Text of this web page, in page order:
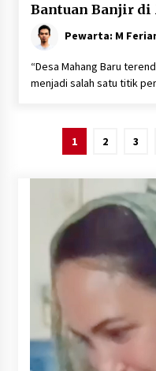
Bantuan Banjir di
Pewarta: M
“Desa Mahang Baru
menjadi salah satu titik
Paginasi
1 2 3